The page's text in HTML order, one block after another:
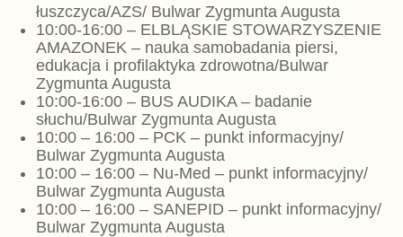
łuszczyca/AZS/ Bulwar Zygmunta Augusta
10:00-16:00 – ELBLĄSKIE STOWARZYSZENIE
AMAZONEK – nauka samobadania piersi,
edukacja i profilaktyka zdrowotna/Bulwar
Zygmunta Augusta
10:00-16:00 – BUS AUDIKA – badanie
słuchu/Bulwar Zygmunta Augusta
10:00 – 16:00 – PCK – punkt informacyjny/
Bulwar Zygmunta Augusta
10:00 – 16:00 – Nu-Med – punkt informacyjny/
Bulwar Zygmunta Augusta
10:00 – 16:00 – SANEPID – punkt informacyjny/
Bulwar Zygmunta Augusta